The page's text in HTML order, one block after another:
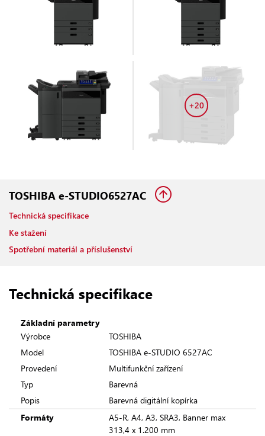
+20
TOSHIBA e-STUDIO6527AC
Technická specifikace
Ke stažení
Spotřební materiál a příslušenství
Technická specifikace
Základní parametry
Výrobce
TOSHIBA
Model
TOSHIBA e-STUDIO 6527AC
Provedení
Multifunkční zařízení
Typ
Barevná
Popis
Barevná digitální kopírka
Formáty
A5-R, A4, A3, SRA3, Banner max
313,4 x 1.200 mm